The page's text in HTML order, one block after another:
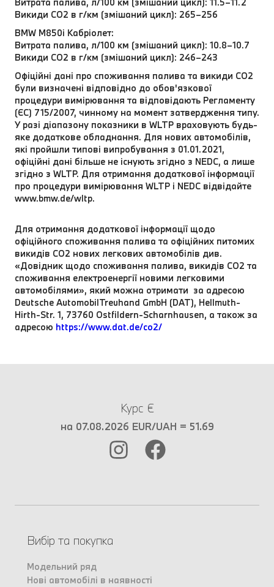
Викиди CO2 в г/км (змішаний цикл): 265–256
BMW M850i Кабріолет:
Витрата палива, л/100 км (змішаний цикл): 10.8–10.7
Викиди CO2 в г/км (змішаний цикл): 246–243
Офіційні дані про споживання палива та викиди CO2
були визначені відповідно до обов'язкової
процедури вимірювання та відповідають Регламенту
(ЄС) 715/2007, чинному на момент затвердження типу.
У разі діапазону показники в WLTP враховують будь-
яке додаткове обладнання. Для нових автомобілів,
які пройшли типові випробування з 01.01.2021,
офіційні дані більше не існують згідно з NEDC, а лише
згідно з WLTP. Для отримання додаткової інформації
про процедури вимірювання WLTP і NEDC відвідайте
www.bmw.de/wltp.
Для отримання додаткової інформації щодо
офіційного споживання палива та офіційних питомих
викидів CO2 нових легкових автомобілів див.
«Довідник щодо споживання палива, викидів CO2 та
споживання електроенергії новими легковими
автомобілями», який можна отримати за адресою
Deutsche AutomobilTreuhand GmbH (DAT), Hellmuth-
Hirth-Str. 1, 73760 Ostfildern-Scharnhausen, а також за
адресою https://www.dat.de/co2/
Курс €
на 07.08.2026 EUR/UAH = 51.69
Вибір та покупка
Модельний ряд
Нові автомобілі в наявності